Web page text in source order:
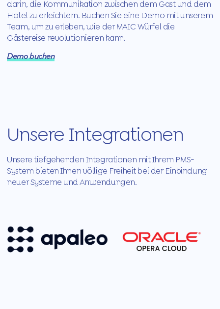
darin, die Kommunikation zwischen dem Gast und dem
Hotel zu erleichtern. Buchen Sie eine Demo mit unserem
Team, um zu erleben, wie der MAIC Würfel die
Gästereise revolutionieren kann.
Demo buchen
Unsere Integrationen
Unsere tiefgehenden Integrationen mit Ihrem PMS-
System bieten Ihnen völlige Freiheit bei der Einbindung
neuer Systeme und Anwendungen.